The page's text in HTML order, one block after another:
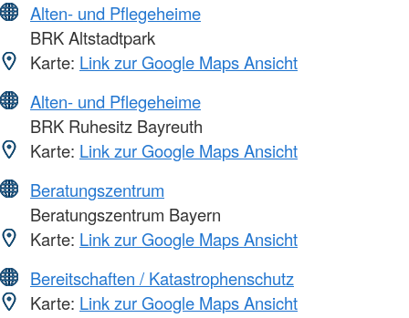
Alten- und Pflegeheime
BRK Altstadtpark
Karte: Link zur Google Maps Ansicht
Alten- und Pflegeheime
BRK Ruhesitz Bayreuth
Karte: Link zur Google Maps Ansicht
Beratungszentrum
Beratungszentrum Bayern
Karte: Link zur Google Maps Ansicht
Bereitschaften / Katastrophenschutz
Karte: Link zur Google Maps Ansicht